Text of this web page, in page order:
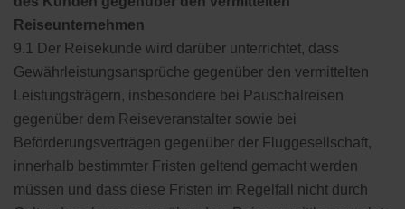
Reiseunternehmen
9.1 Der Reisekunde wird darüber unterrichtet, dass
Gewährleistungsansprüche gegenüber den vermittelten
Leistungsträgern, insbesondere bei Pauschalreisen
gegenüber dem Reiseveranstalter sowie bei
Beförderungsverträgen gegenüber der Fluggesellschaft,
innerhalb bestimmter Fristen geltend gemacht werden
müssen und dass diese Fristen im Regelfall nicht durch